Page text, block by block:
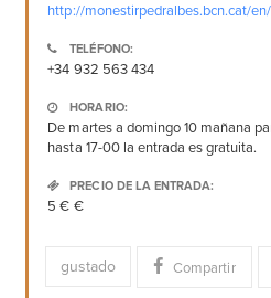
http://monestirpedralbes.bcn.cat/
TELÉFONO:
+34 932 563 434
HORARIO:
De martes a domingo 10 mañana
hasta 17-00 la entrada es gratuita.
PRECIO DE LA ENTRADA:
5 € €
gustado Compartir